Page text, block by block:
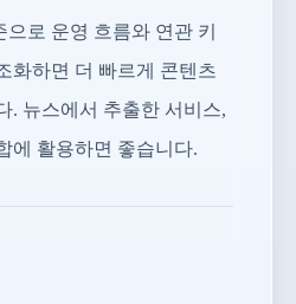
로 운영 흐름와 연관 키
화하면 더 빠르게 콘텐츠
. 뉴스에서 추출한 서비스,
에 활용하면 좋습니다.